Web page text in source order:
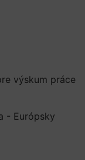
výskum práce
- Európsky